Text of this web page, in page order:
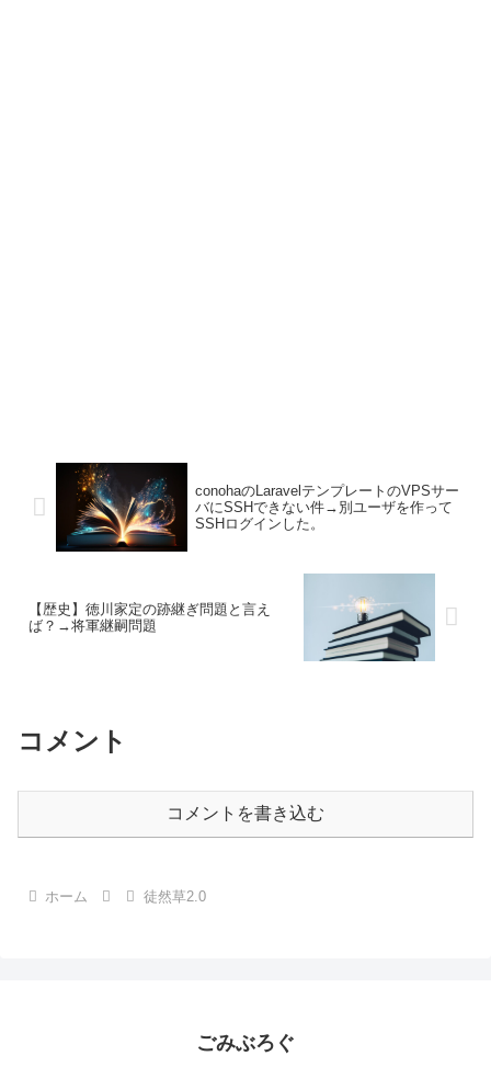
conohaのLaravelテンプレートのVPSサー
バにSSHできない件→別ユーザを作って
SSHログインした。
【歴史】徳川家定の跡継ぎ問題と言え
ば？→将軍継嗣問題
コメント
コメントを書き込む
ホーム 徒然草2.0
ごみぶろぐ